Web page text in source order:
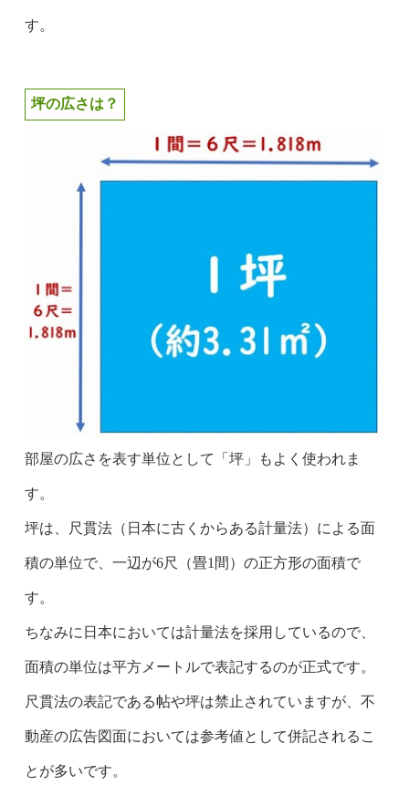
す。
坪の広さは？
部屋の広さを表す単位として「坪」もよく使われま
す。
坪は、尺貫法（日本に古くからある計量法）による面
積の単位で、一辺が6尺（畳1間）の正方形の面積で
す。
ちなみに日本においては計量法を採用しているので、
面積の単位は平方メートルで表記するのが正式です。
尺貫法の表記である帖や坪は禁止されていますが、不
動産の広告図面においては参考値として併記されるこ
とが多いです。